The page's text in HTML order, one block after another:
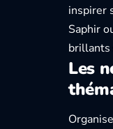
inspirer
Saphir
brillants
Les